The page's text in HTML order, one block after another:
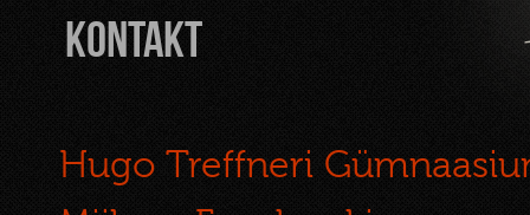
Kontakt
Hugo Treffneri